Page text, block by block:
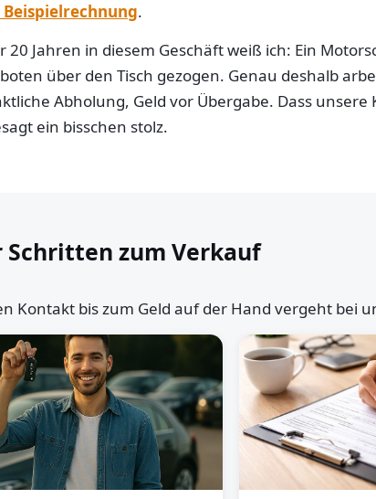
.
20 Jahren in diesem Geschäft weiß ich: Ein
über den Tisch gezogen. Genau deshalb
Abholung, Geld vor Übergabe. Dass
ein bisschen stolz.
zum Verkauf
Kontakt bis zum Geld auf der Hand vergeht bei